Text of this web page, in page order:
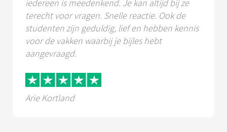
iedereen is meedenkend. Je kan altijd bij ze
terecht voor vragen. Snelle reactie. Ook de
studenten zijn geduldig, lief en hebben kennis
voor de vakken waarbij je bijles hebt
aangevraagd.
Arie Kortland